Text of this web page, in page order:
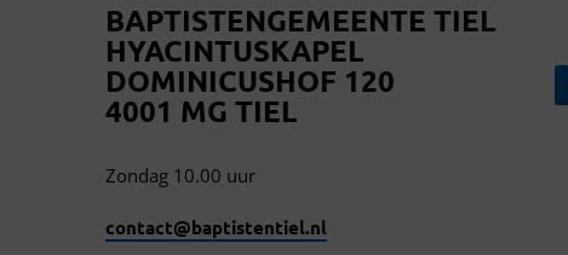
BAPTISTENGEMEENTE TIEL
HYACINTUSKAPEL
DOMINICUSHOF 120
4001 MG TIEL
Zondag 10.00 uur
contact​@baptistentiel.nl